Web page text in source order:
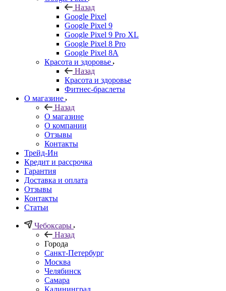
Назад
Google Pixel
Google Pixel 9
Google Pixel 9 Pro XL
Google Pixel 8 Pro
Google Pixel 8A
Красота и здоровье
Назад
Красота и здоровье
Фитнес-браслеты
О магазине
Назад
О магазине
О компании
Отзывы
Контакты
Трейд-Ин
Кредит и рассрочка
Гарантия
Доставка и оплата
Отзывы
Контакты
Статьи
Чебоксары
Назад
Города
Санкт-Петербург
Москва
Челябинск
Самара
Калининград